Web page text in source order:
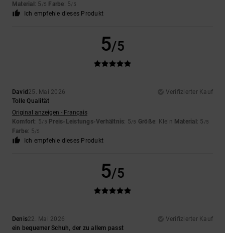
Material : 5 /5 Farbe: 5/5
Ich empfehle dieses Produkt
5/5
David 25. Mai 2026
Verifizierter Kauf
Tolle Qualität
Original anzeigen - Français
Komfort: 5/5 Preis-Leistungs-Verhältnis: 5/5 Größe: Klein Material : 5 /5
Farbe: 5/5
Ich empfehle dieses Produkt
5/5
Denis22. Mai 2026
Verifizierter Kauf
ein bequemer Schuh, der zu allem passt